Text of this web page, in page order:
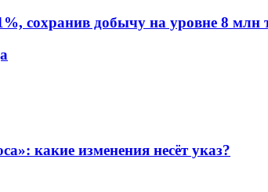
сохранив добычу на уровне 8 млн
какие изменения несёт указ?